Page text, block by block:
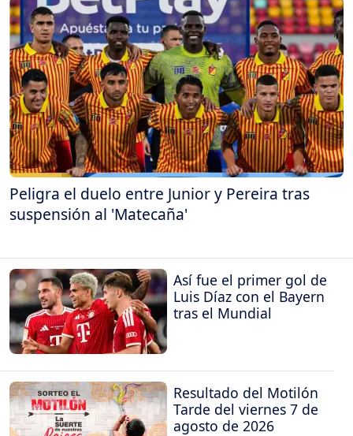
Peligra el duelo entre Junior y Pereira tras
suspensión al 'Matecaña'
Así fue el primer gol de
Luis Díaz con el Bayern
tras el Mundial
Resultado del Motilón
Tarde del viernes 7 de
agosto de 2026